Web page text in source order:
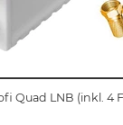
Quad LNB (inkl. 4